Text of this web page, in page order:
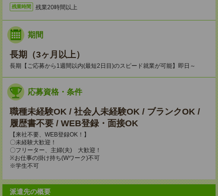
残業時間 残業20時間以上
期間
長期（3ヶ月以上）
長期【ご応募から1週間以内(最短2日目)のスピード就業が可能】即日～
応募資格・条件
職種未経験OK / 社会人未経験OK / ブランクOK /
履歴書不要 / WEB登録・面接OK
【来社不要、WEB登録OK！】
〇未経験大歓迎！
〇フリーター、主婦(夫) 大歓迎！
※お仕事の掛け持ち(Wワーク)不可
※学生不可
派遣先の概要